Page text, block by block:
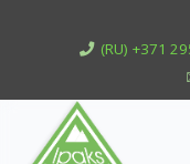
(RU) +371